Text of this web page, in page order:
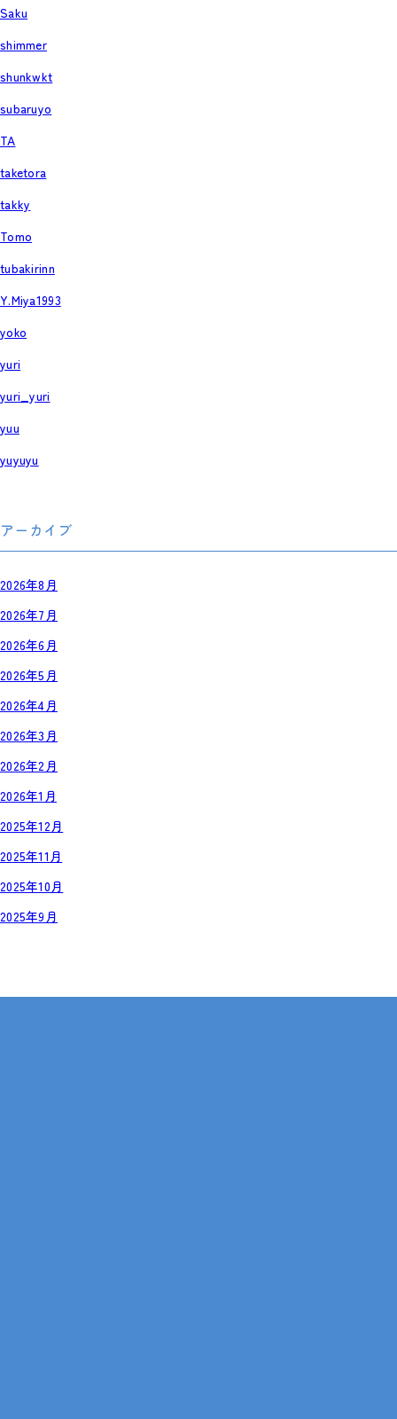
Saku
shimmer
shunkwkt
subaruyo
TA
taketora
takky
Tomo
tubakirinn
Y.Miya1993
yoko
yuri
yuri_yuri
yuu
yuyuyu
アーカイブ
2026年8月
2026年7月
2026年6月
2026年5月
2026年4月
2026年3月
2026年2月
2026年1月
2025年12月
2025年11月
2025年10月
2025年9月